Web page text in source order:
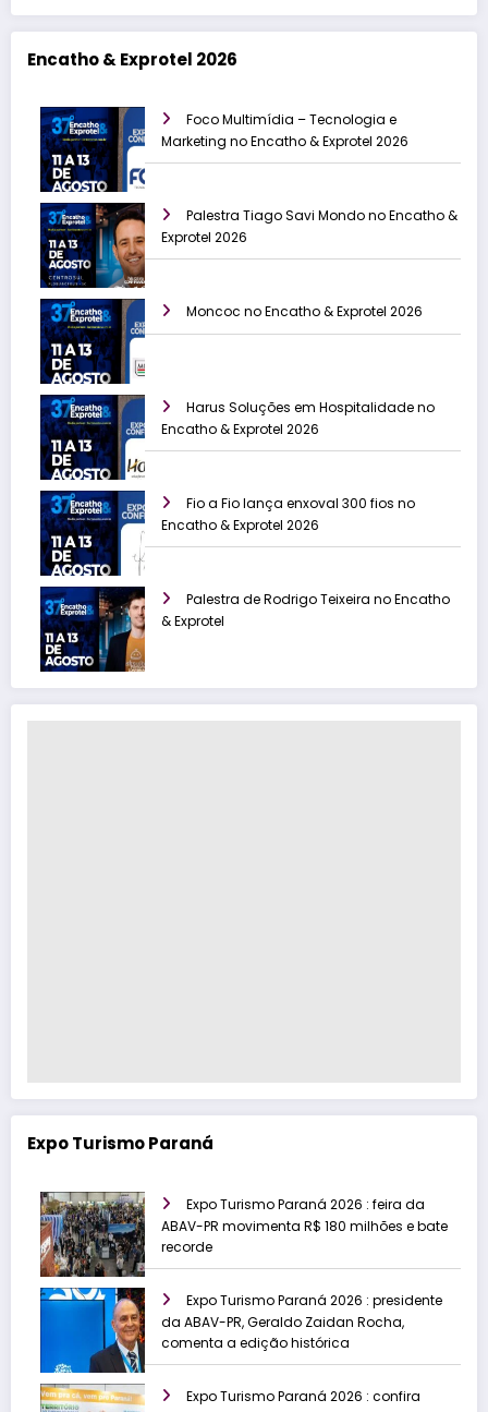
Encatho & Exprotel 2026
Foco Multimídia – Tecnologia e
Marketing no Encatho & Exprotel 2026
Palestra Tiago Savi Mondo no Encatho &
Exprotel 2026
Moncoc no Encatho & Exprotel 2026
Harus Soluções em Hospitalidade no
Encatho & Exprotel 2026
Fio a Fio lança enxoval 300 fios no
Encatho & Exprotel 2026
Palestra de Rodrigo Teixeira no Encatho
& Exprotel
Expo Turismo Paraná
Expo Turismo Paraná 2026 : feira da
ABAV-PR movimenta R$ 180 milhões e bate
recorde
Expo Turismo Paraná 2026 : presidente
da ABAV-PR, Geraldo Zaidan Rocha,
comenta a edição histórica
Expo Turismo Paraná 2026 : confira